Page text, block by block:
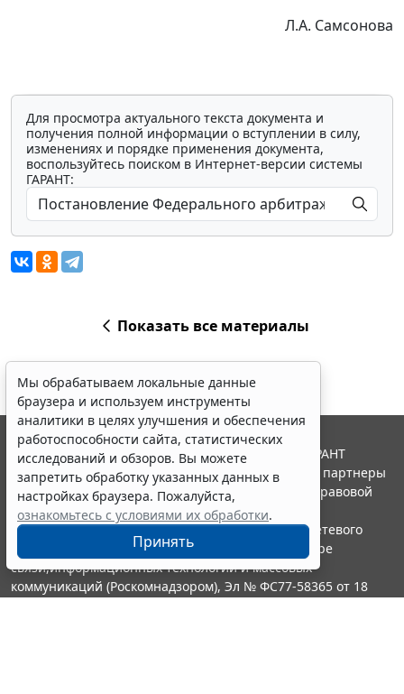
Л.А. Самсонова
Для просмотра актуального текста документа и
получения полной информации о вступлении в силу,
изменениях и порядке применения документа,
воспользуйтесь поиском в Интернет-версии системы
ГАРАНТ:
Показать все материалы
Мы обрабатываем локальные данные
браузера и используем инструменты
аналитики в целях улучшения и обеспечения
работоспособности сайта, статистических
исследований и обзоров. Вы можете
запретить обработку указанных данных в
настройках браузера. Пожалуйста,
ознакомьтесь с условиями их обработки.
Принять
© ООО "НПП "ГАРАНТ-СЕРВИС", 2026. Система ГАРАНТ
выпускается с 1990 года. Компания "Гарант" и ее партнеры
являются участниками Российской ассоциации правовой
информации ГАРАНТ.
Портал ГАРАНТ.РУ зарегистрирован в качестве сетевого
издания Федеральной службой по надзору в сфере
связи,информационных технологий и массовых
коммуникаций (Роскомнадзором), Эл № ФС77-58365 от 18